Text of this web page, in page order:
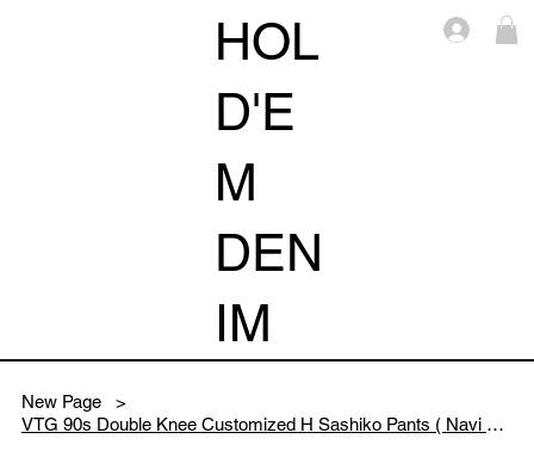
HOL
D'E
M
DEN
IM
Log
New Page
>
VTG 90s Double Knee Customized H Sashiko Pants ( Navi No.3/34)